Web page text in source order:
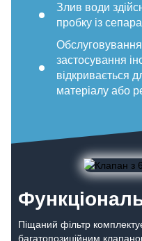
Злив води
пробку із
застосування
відкривається
матеріалу або
Піщаний фільтр
багатопозиційним